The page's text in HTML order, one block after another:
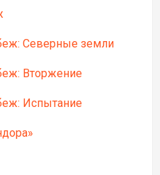
Северные земли
Вторжение
Испытание